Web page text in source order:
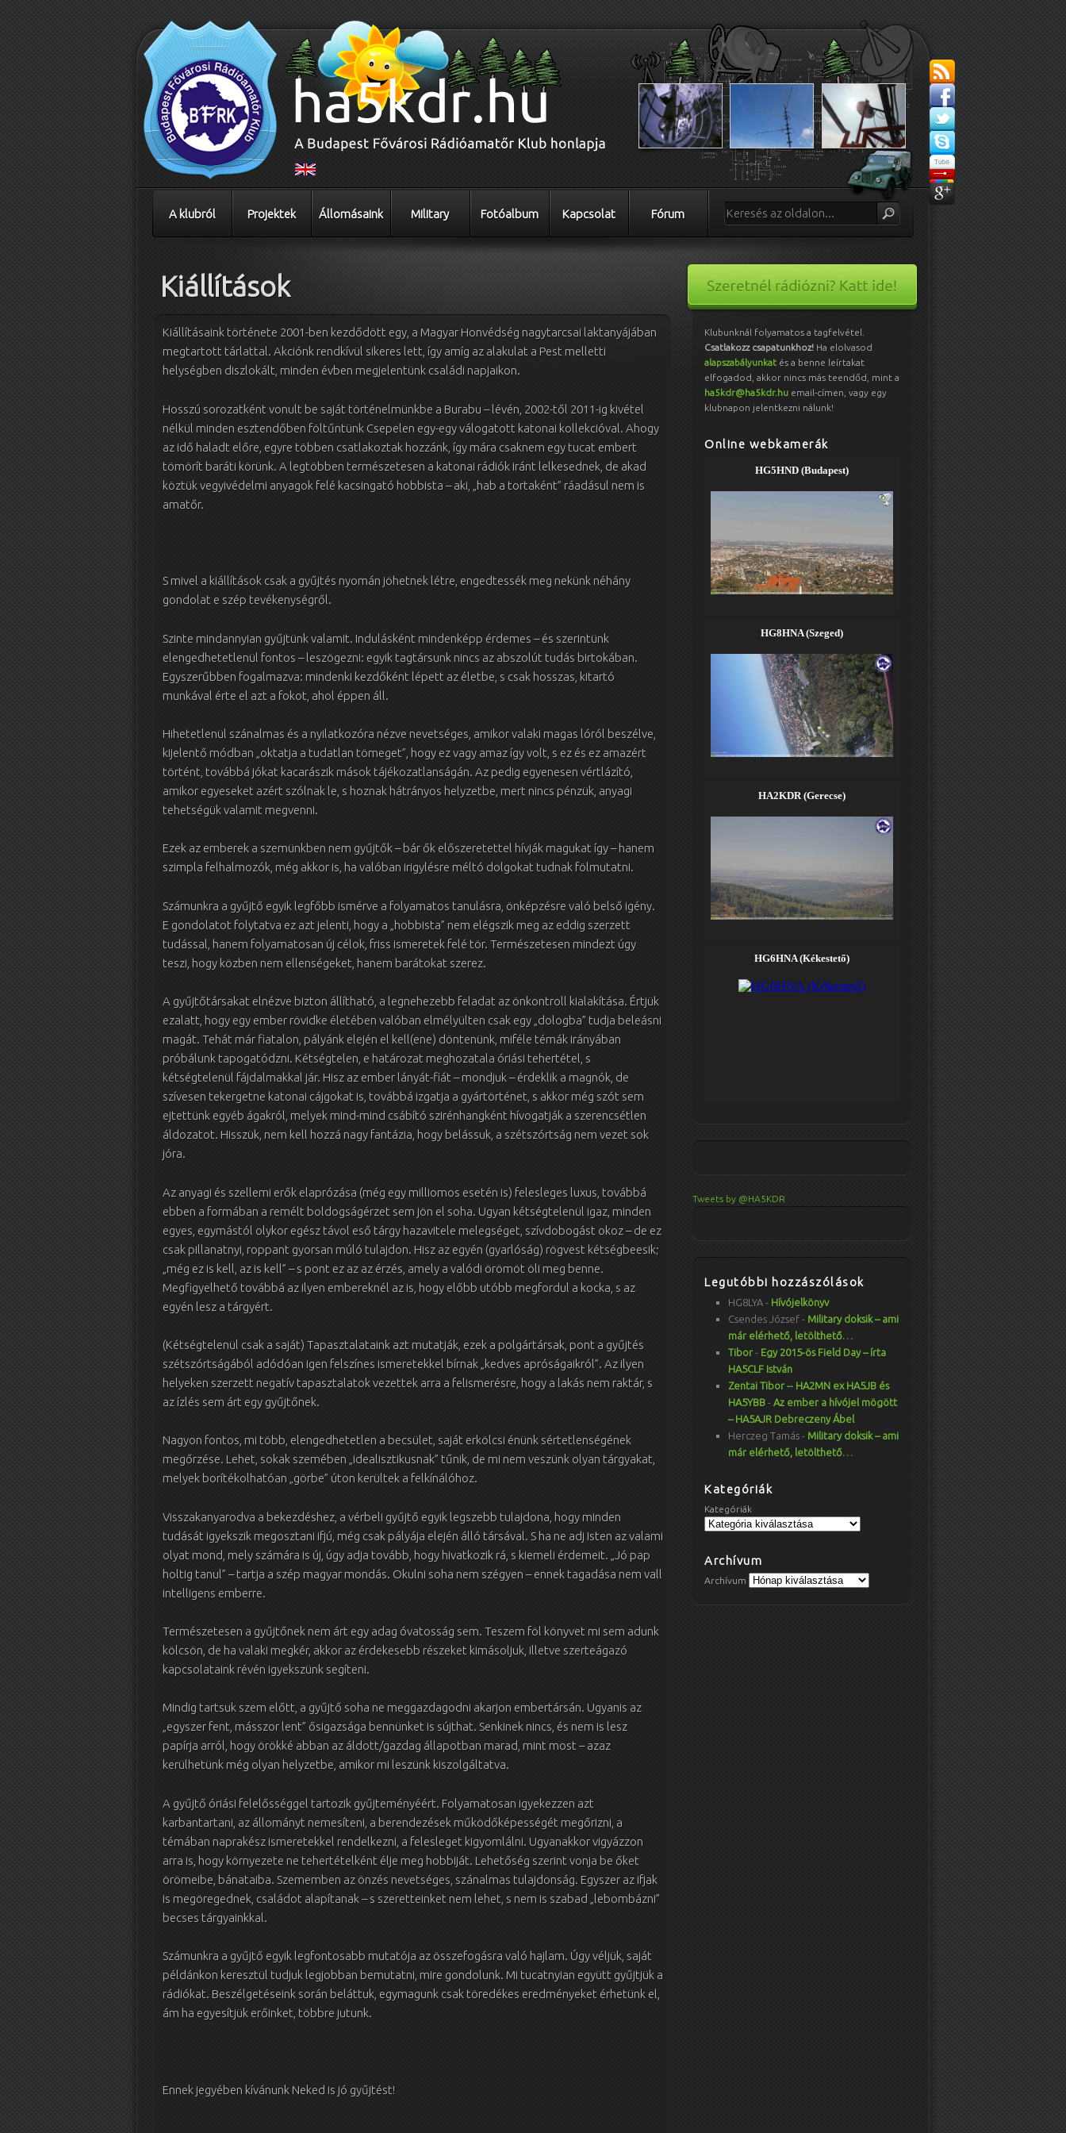
A klubról Projektek Állomásaink Military Fotóalbum Kapcsolat Fórum
Kiállítások
Kiállításaink története 2001-ben kezdődött egy, a Magyar Honvédség nagytarcsai laktanyájában
megtartott tárlattal. Akciónk rendkívül sikeres lett, így amíg az alakulat a Pest melletti
helységben diszlokált, minden évben megjelentünk családi napjaikon.
Hosszú sorozatként vonult be saját történelmünkbe a Burabu – lévén, 2002-től 2011-ig kivétel
nélkül minden esztendőben föltűntünk Csepelen egy-egy válogatott katonai kollekcióval. Ahogy
az idő haladt előre, egyre többen csatlakoztak hozzánk, így mára csaknem egy tucat embert
tömörít baráti körünk. A legtöbben természetesen a katonai rádiók iránt lelkesednek, de akad
köztük vegyivédelmi anyagok felé kacsingató hobbista – aki, „hab a tortaként” ráadásul nem is
amatőr.
S mivel a kiállítások csak a gyűjtés nyomán jöhetnek létre, engedtessék meg nekünk néhány
gondolat e szép tevékenységről.
Szinte mindannyian gyűjtünk valamit. Indulásként mindenképp érdemes – és szerintünk
elengedhetetlenül fontos – leszögezni: egyik tagtársunk nincs az abszolút tudás birtokában.
Egyszerűbben fogalmazva: mindenki kezdőként lépett az életbe, s csak hosszas, kitartó
munkával érte el azt a fokot, ahol éppen áll.
Hihetetlenül szánalmas és a nyilatkozóra nézve nevetséges, amikor valaki magas lóról beszélve,
kijelentő módban „oktatja a tudatlan tömeget”, hogy ez vagy amaz így volt, s ez és ez amazért
történt, továbbá jókat kacarászik mások tájékozatlanságán. Az pedig egyenesen vértlázító,
amikor egyeseket azért szólnak le, s hoznak hátrányos helyzetbe, mert nincs pénzük, anyagi
tehetségük valamit megvenni.
Ezek az emberek a szemünkben nem gyűjtők – bár ők előszeretettel hívják magukat így – hanem
szimpla felhalmozók, még akkor is, ha valóban irigylésre méltó dolgokat tudnak fölmutatni.
Számunkra a gyűjtő egyik legfőbb ismérve a folyamatos tanulásra, önképzésre való belső igény.
E gondolatot folytatva ez azt jelenti, hogy a „hobbista” nem elégszik meg az eddig szerzett
tudással, hanem folyamatosan új célok, friss ismeretek felé tör. Természetesen mindezt úgy
teszi, hogy közben nem ellenségeket, hanem barátokat szerez.
A gyűjtőtársakat elnézve bizton állítható, a legnehezebb feladat az önkontroll kialakítása. Értjük
ezalatt, hogy egy ember rövidke életében valóban elmélyülten csak egy „dologba” tudja beleásni
magát. Tehát már fiatalon, pályánk elején el kell(ene) döntenünk, miféle témák irányában
próbálunk tapogatódzni. Kétségtelen, e határozat meghozatala óriási tehertétel, s
kétségtelenül fájdalmakkal jár. Hisz az ember lányát-fiát – mondjuk – érdeklik a magnók, de
szívesen tekergetne katonai cájgokat is, továbbá izgatja a gyártörténet, s akkor még szót sem
ejtettünk egyéb ágakról, melyek mind-mind csábító szirénhangként hívogatják a szerencsétlen
áldozatot. Hisszük, nem kell hozzá nagy fantázia, hogy belássuk, a szétszórtság nem vezet sok
jóra.
Az anyagi és szellemi erők elaprózása (még egy milliomos esetén is) felesleges luxus, továbbá
ebben a formában a remélt boldogságérzet sem jön el soha. Ugyan kétségtelenül igaz, minden
egyes, egymástól olykor egész távol eső tárgy hazavitele melegséget, szívdobogást okoz – de ez
csak pillanatnyi, roppant gyorsan múló tulajdon. Hisz az egyén (gyarlóság) rögvest kétségbeesik;
„még ez is kell, az is kell” – s pont ez az az érzés, amely a valódi örömöt öli meg benne.
Megfigyelhető továbbá az ilyen embereknél az is, hogy előbb utóbb megfordul a kocka, s az
egyén lesz a tárgyért.
(Kétségtelenül csak a saját) Tapasztalataink azt mutatják, ezek a polgártársak, pont a gyűjtés
szétszórtságából adódóan igen felszínes ismeretekkel bírnak „kedves apróságaikról”. Az ilyen
helyeken szerzett negatív tapasztalatok vezettek arra a felismerésre, hogy a lakás nem raktár, s
az ízlés sem árt egy gyűjtőnek.
Nagyon fontos, mi több, elengedhetetlen a becsület, saját erkölcsi énünk sértetlenségének
megőrzése. Lehet, sokak szemében „idealisztikusnak” tűnik, de mi nem veszünk olyan tárgyakat,
melyek borítékolhatóan „görbe” úton kerültek a felkínálóhoz.
Visszakanyarodva a bekezdéshez, a vérbeli gyűjtő egyik legszebb tulajdona, hogy minden
tudását igyekszik megosztani ifjú, még csak pályája elején álló társával. S ha ne adj Isten az valami
olyat mond, mely számára is új, úgy adja tovább, hogy hivatkozik rá, s kiemeli érdemeit. „Jó pap
holtig tanul” – tartja a szép magyar mondás. Okulni soha nem szégyen – ennek tagadása nem vall
intelligens emberre.
Természetesen a gyűjtőnek nem árt egy adag óvatosság sem. Teszem föl könyvet mi sem adunk
kölcsön, de ha valaki megkér, akkor az érdekesebb részeket kimásoljuk, illetve szerteágazó
kapcsolataink révén igyekszünk segíteni.
Mindig tartsuk szem előtt, a gyűjtő soha ne meggazdagodni akarjon embertársán. Ugyanis az
„egyszer fent, másszor lent” ősigazsága bennünket is sújthat. Senkinek nincs, és nem is lesz
papírja arról, hogy örökké abban az áldott/gazdag állapotban marad, mint most – azaz
kerülhetünk még olyan helyzetbe, amikor mi leszünk kiszolgáltatva.
A gyűjtő óriási felelősséggel tartozik gyűjteményéért. Folyamatosan igyekezzen azt
karbantartani, az állományt nemesíteni, a berendezések működőképességét megőrizni, a
témában naprakész ismeretekkel rendelkezni, a felesleget kigyomlálni. Ugyanakkor vigyázzon
arra is, hogy környezete ne tehertételként élje meg hobbiját. Lehetőség szerint vonja be őket
örömeibe, bánataiba. Szememben az önzés nevetséges, szánalmas tulajdonság. Egyszer az ifjak
is megöregednek, családot alapítanak – s szeretteinket nem lehet, s nem is szabad „lebombázni”
becses tárgyainkkal.
Számunkra a gyűjtő egyik legfontosabb mutatója az összefogásra való hajlam. Úgy véljük, saját
példánkon keresztül tudjuk legjobban bemutatni, mire gondolunk. Mi tucatnyian együtt gyűjtjük a
rádiókat. Beszélgetéseink során beláttuk, egymagunk csak töredékes eredményeket érhetünk el,
ám ha egyesítjük erőinket, többre jutunk.
Ennek jegyében kívánunk Neked is jó gyűjtést!
Klubunknál folyamatos a tagfelvétel.
Csatlakozz csapatunkhoz! Ha elolvasod
alapszabályunkat és a benne leírtakat
elfogadod, akkor nincs más teendőd, mint a
ha5kdr@ha5kdr.hu email-címen, vagy egy
klubnapon jelentkezni nálunk!
Online webkamerák
Tweets by @HA5KDR
Legutóbbi hozzászólások
HG8LYA - Hívójelkönyv
Csendes József - Military doksik – ami
már elérhető, letölthető…
Tibor - Egy 2015-ös Field Day – írta
HA5CLF István
Zentai Tibor -- HA2MN ex HA5JB és
HA5YBB - Az ember a hívójel mögött
– HA5AJR Debreczeny Ábel
Herczeg Tamás - Military doksik – ami
már elérhető, letölthető…
Kategóriák
Kategóriák
Archívum
Archívum